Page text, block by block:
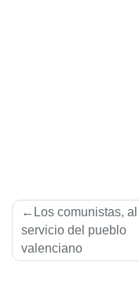
Navegación
de
entradas
Los comunistas, al
servicio del pueblo
valenciano